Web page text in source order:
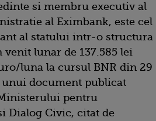
si membru executiv al
al Eximbank, este cel
al statului intr-o structura
lunar de 137.585 lei
luna la cursul BNR din 29
document publicat
pentru
Dialog Civic, citat de